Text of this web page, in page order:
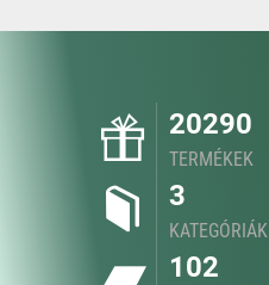
20290
TERMÉKEK
3
KATEGÓRIÁK
102